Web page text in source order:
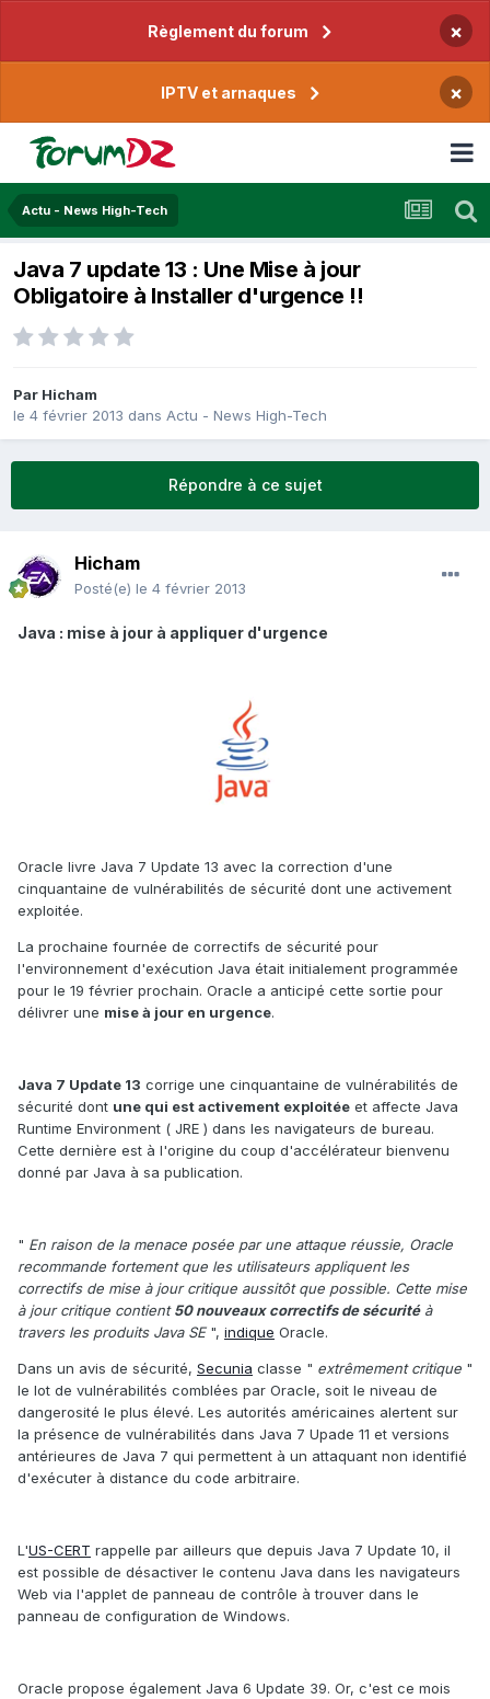
Règlement du forum ×
IPTV et arnaques ×
Actu - News High-Tech
Java 7 update 13 : Une Mise à jour
Obligatoire à Installer d'urgence !!
Par Hicham
le 4 février 2013 dans Actu - News High-Tech
Répondre à ce sujet
Hicham
Posté(e) le 4 février 2013
Java : mise à jour à appliquer d'urgence
Oracle livre Java 7 Update 13 avec la correction d'une
cinquantaine de vulnérabilités de sécurité dont une activement
exploitée.
La prochaine fournée de correctifs de sécurité pour
l'environnement d'exécution Java était initialement programmée
pour le 19 février prochain. Oracle a anticipé cette sortie pour
délivrer une mise à jour en urgence.
Java 7 Update 13 corrige une cinquantaine de vulnérabilités de
sécurité dont une qui est activement exploitée et affecte Java
Runtime Environment ( JRE ) dans les navigateurs de bureau.
Cette dernière est à l'origine du coup d'accélérateur bienvenu
donné par Java à sa publication.
" En raison de la menace posée par une attaque réussie, Oracle
recommande fortement que les utilisateurs appliquent les
correctifs de mise à jour critique aussitôt que possible. Cette mise
à jour critique contient50 nouveaux correctifs de sécuritéà
travers les produits Java SE", indique Oracle.
Dans un avis de sécurité, Secunia classe " extrêmement critique "
le lot de vulnérabilités comblées par Oracle, soit le niveau de
dangerosité le plus élevé. Les autorités américaines alertent sur
la présence de vulnérabilités dans Java 7 Upade 11 et versions
antérieures de Java 7 qui permettent à un attaquant non identifié
d'exécuter à distance du code arbitraire.
L'US-CERT rappelle par ailleurs que depuis Java 7 Update 10, il
est possible de désactiver le contenu Java dans les navigateurs
Web via l'applet de panneau de contrôle à trouver dans le
panneau de configuration de Windows.
Oracle propose également Java 6 Update 39. Or, c'est ce mois